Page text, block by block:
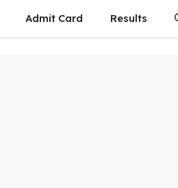
Admit Card Results